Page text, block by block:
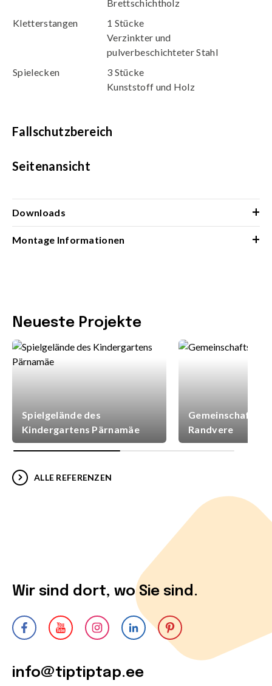
Brettschichtholz
Kletterstangen
1 Stücke
Verzinkter und
pulverbeschichteter Stahl
Spielecken
3 Stücke
Kunststoff und Holz
Fallschutzbereich
Seitenansicht
Downloads +
Montage Informationen +
Neueste Projekte
Spielgelände des
Kindergartens Pärnamäe
Randvere
ALLE REFERENZEN
Wir sind dort, wo Sie sind.
info@tiptiptap.ee